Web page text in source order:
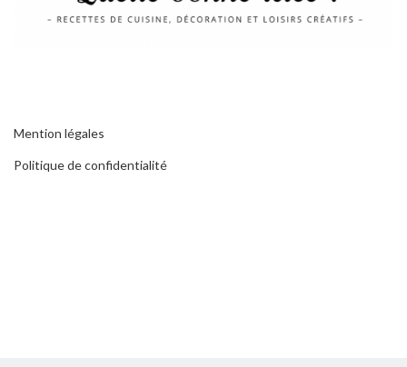
Mention légales
Politique de confidentialité